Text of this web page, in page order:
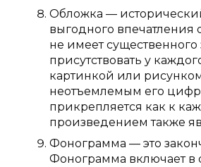
Обложка —
выгодного
не имеет
присутствовать у
картинкой или
неотъемлемым его
прикрепляется как к
произведением также
Фонограмма — это
Фонограмма включает в